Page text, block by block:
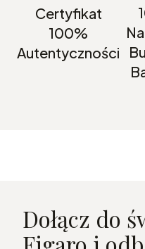
Certyfikat
100%
Autentyczności
Dołącz do